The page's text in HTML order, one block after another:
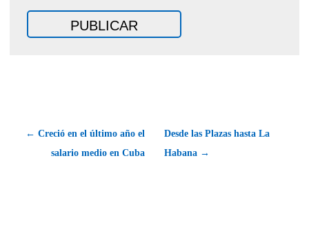
← Creció en el último año el
salario medio en Cuba
Desde las Plazas hasta La
Habana →